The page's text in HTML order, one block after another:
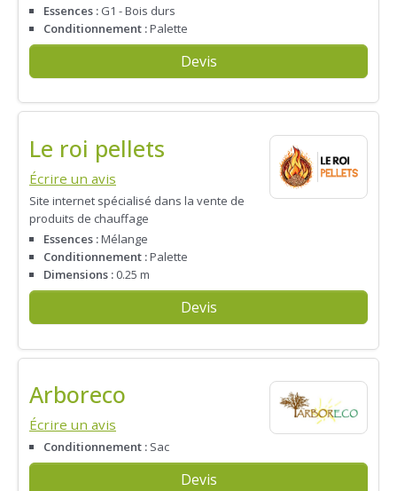
Essences : G1 - Bois durs
Conditionnement :Palette
Devis
Le roi pellets
Écrire un avis
Site internet spécialisé dans la vente de
produits de chauffage
Essences :Mélange
Conditionnement :Palette
Dimensions : 0.25 m
Devis
Arboreco
Écrire un avis
Conditionnement : Sac
Devis